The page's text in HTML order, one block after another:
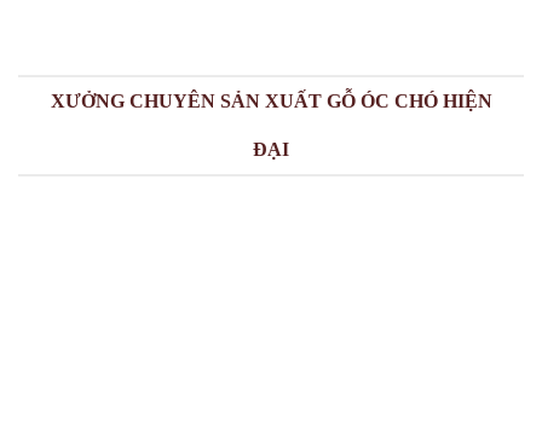
XƯỞNG CHUYÊN SẢN XUẤT GỖ ÓC CHÓ HIỆN
ĐẠI